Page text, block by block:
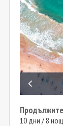
КОНТАКТИ
10 дни / 8